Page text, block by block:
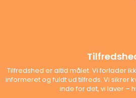
Tilfredshed er altid målet. Vi forlader
informeret og fuldt ud tilfreds. Vi sikrer
inde for det, vi laver –